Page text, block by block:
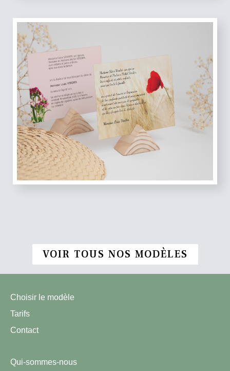
VOIR TOUS NOS MODÈLES
Choisir le modèle
Tarifs
Contact
Qui-sommes-nous